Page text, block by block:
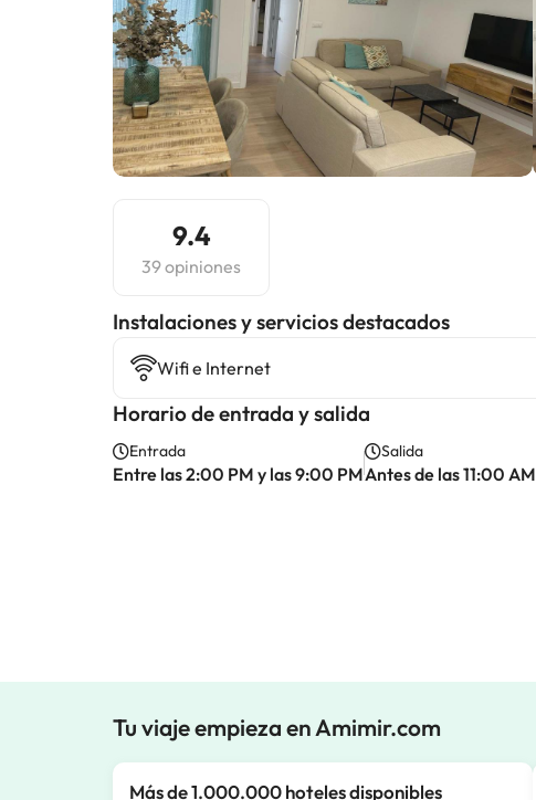
9.4
39 opiniones
Instalaciones y servicios destacados
Wifi e Internet
Horario de entrada y salida
Entrada
Entre las 2:00 PM y las 9:00 PM
Salida
Antes de las 11:00 AM
Tu viaje empieza en Amimir.com
Más de 1.000.000 hoteles disponibles